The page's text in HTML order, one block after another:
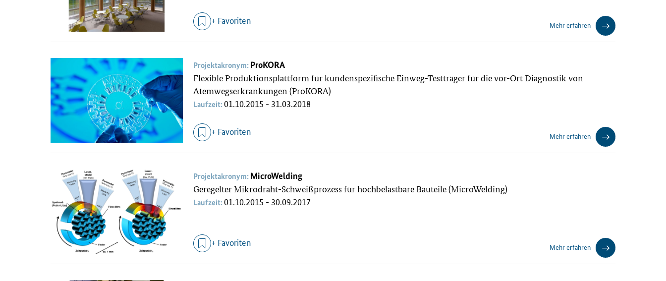
+ Favoriten Mehr erfahren
Projektakronym: ProKORA
Flexible Produktionsplattform für kundenspezifische Einweg-Testträger für die vor-Ort Diagnostik von
Atemwegserkrankungen (ProKORA)
Laufzeit:01.10.2015 - 31.03.2018
+ Favoriten Mehr erfahren
Projektakronym: MicroWelding
Geregelter Mikrodraht-Schweißprozess für hochbelastbare Bauteile (MicroWelding)
Laufzeit:01.10.2015 - 30.09.2017
+ Favoriten Mehr erfahren